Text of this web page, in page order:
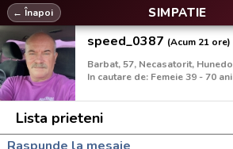
SIMPATIE
← Înapoi
speed_0387 (Acum 21 ore)
In cautare de: Femeie 39 - 70 ani
Lista prieteni